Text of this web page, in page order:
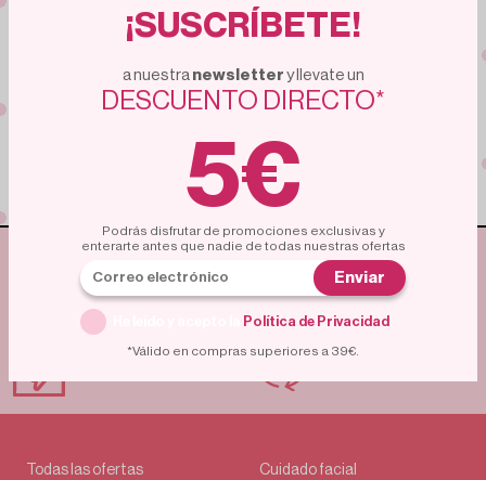
Suscríbete
Unete a una comunidad de compradores expertos.
Miles de personas ya aprovechan estas ofertas.
ENVÍO GRATUITO
A PARTIR DE 35€
POLÍTICA DE
Todas las ofertas
Cuidado facial
¡SUSCRÍBETE!
a nuestra newsletter y llevate un
DESCUENTO DIRECTO*
5€
Podrás disfrutar de promociones exclusivas y
enterarte antes que nadie de todas nuestras ofertas
Enviar
Política de Privacidad
*Válido en compras superiores a 39€.